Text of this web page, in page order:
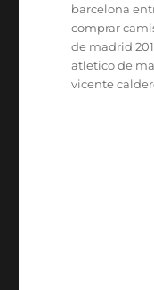
barcelona
comprar
de madrid
atletico de
vicente